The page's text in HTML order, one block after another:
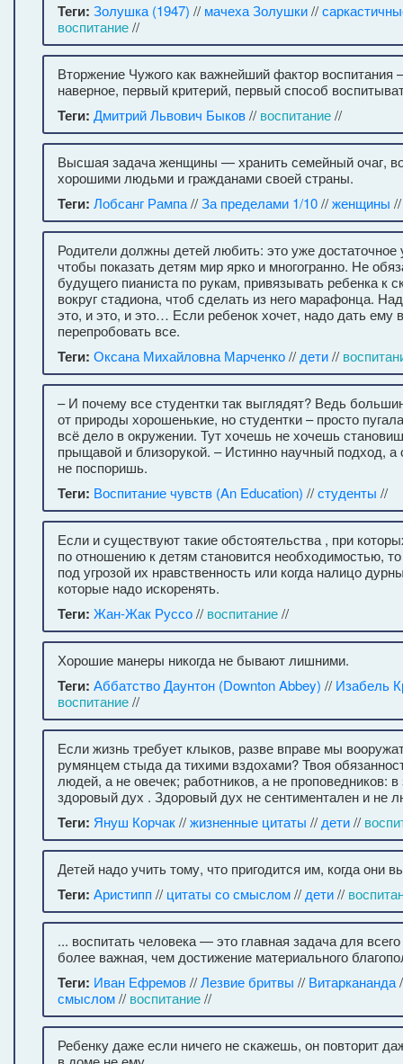
Теги: Золушка (1947) // мачеха Золушки//
воспитание//
Вторжение Чужого как важнейший фактор воспитания
наверное, первый критерий, первый способ
Теги: Дмитрий Львович Быков// воспитание//
Высшая задача женщины — хранить семейный очаг,
хорошими людьми и гражданами своей страны.
Теги: Лобсанг Рампа//За пределами 1/10//женщины
Родители должны детей любить: это уже достаточное
чтобы показать детям мир ярко и многогранно. Не
будущего пианиста по рукам, привязывать ребенка к
вокруг стадиона, чтоб сделать из него марафонца.
это, и это, и это… Если ребенок хочет, надо дать ему
перепробовать все.
Теги: Оксана Михайловна Марченко// дети//
– И почему все студентки так выглядят? Ведь
от природы хорошенькие, но студентки – просто
всё дело в окружении. Тут хочешь не хочешь
прыщавой и близорукой. – Истинно научный подход, а
не поспоришь.
Теги: Воспитание чувств (An Education) //студенты //
Если и существуют такие обстоятельства , при
по отношению к детям становится необходимостью, то
под угрозой их нравственность или когда налицо
которые надо искоренять.
Теги: Жан-Жак Руссо// воспитание//
Хорошие манеры никогда не бывают лишними.
Теги: Аббатство Даунтон (Downton Abbey) // Изабель
воспитание//
Если жизнь требует клыков, разве вправе мы
румянцем стыда да тихими вздохами? Твоя
людей, а не овечек; работников, а не проповедников:
здоровый дух . Здоровый дух не сентиментален и не
Теги: Януш Корчак//жизненные цитаты // дети//
Детей надо учить тому, что пригодится им, когда они
Теги: Аристипп // цитаты со смыслом// дети//
... воспитать человека — это главная задача для
более важная, чем достижение материального
Теги: Иван Ефремов//Лезвие бритвы // Витаркананда
смыслом// воспитание//
Ребенку даже если ничего не скажешь, он повторит